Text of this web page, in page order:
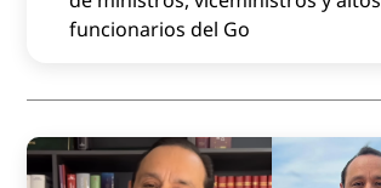
funcionarios del Go